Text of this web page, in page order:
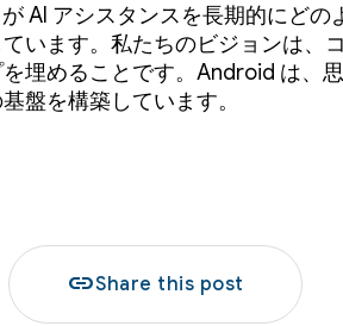
が AI アシスタンスを長期的にどの
います。私たちのビジョンは、
埋めることです。Android は、
盤を構築しています。
linkShare this post